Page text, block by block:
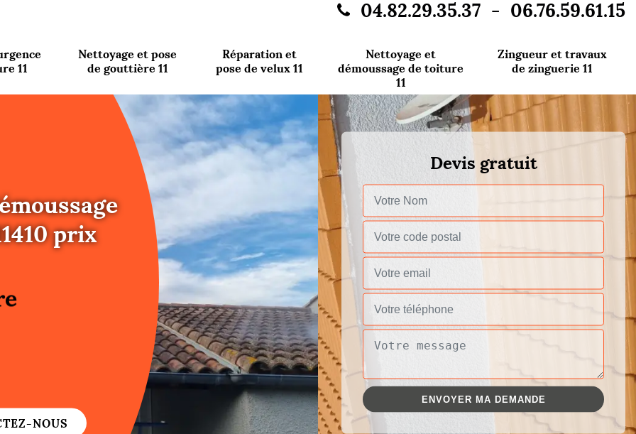
04.82.29.35.37 - 06.76.59.61.15
11
Nettoyage et pose
de gouttière 11
Réparation et
pose de velux 11
Nettoyage et
démoussage de toiture
11
Zingueur et travaux
de zinguerie 11
prix
NOUS
Devis gratuit